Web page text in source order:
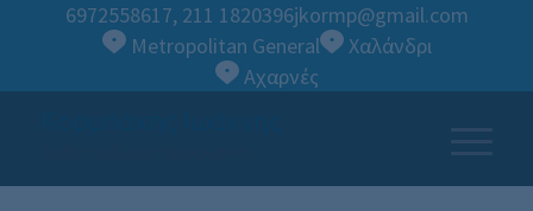
6972558617, 211 1820396jkormp@gmail.com
Metropolitan General
Χαλάνδρι
Αχαρνές